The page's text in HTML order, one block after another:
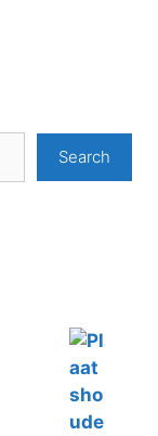
Search